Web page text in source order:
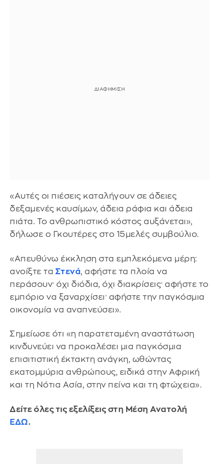
«Αυτές οι πιέσεις καταλήγουν σε άδειες
δεξαμενές καυσίμων, άδεια ράφια και άδεια
πιάτα. Το ανθρωπιστικό κόστος αυξάνεται»,
δήλωσε ο Γκουτέρες στο 15μελές συμβούλιο.
«Απευθύνω έκκληση στα εμπλεκόμενα μέρη:
ανοίξτε τα Στενά, αφήστε τα πλοία να
περάσουν· όχι διόδια, όχι διακρίσεις· αφήστε το
εμπόριο να ξαναρχίσει· αφήστε την παγκόσμια
οικονομία να αναπνεύσει».
Σημείωσε ότι «η παρατεταμένη αναστάτωση
κινδυνεύει να προκαλέσει μια παγκόσμια
επισιτιστική έκτακτη ανάγκη, ωθώντας
εκατομμύρια ανθρώπους, ειδικά στην Αφρική
και τη Νότια Ασία, στην πείνα και τη φτώχεια».
Δείτε όλες τις εξελίξεις στη Μέση Ανατολή
ΕΔΩ.